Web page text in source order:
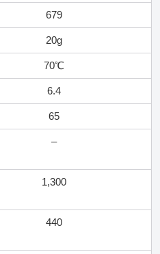
679
20g
70℃
6.4
65
–
1,300
440